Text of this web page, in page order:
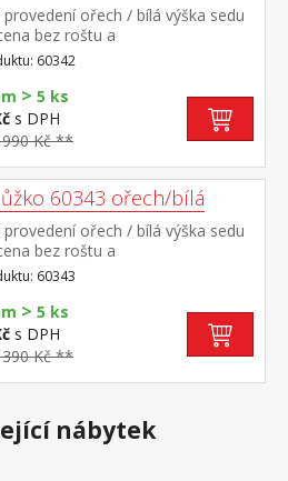
provedení ořech / bílá výška sedu
bez roštu a
doporučený rozměr matrace 180 ×
nebo 2 kusy 90 × 200 cm a rošt
možno dokoupit úložný
60342
> 5 ks
s DPH
Kč **
60343 ořech/bílá
provedení ořech / bílá výška sedu
bez roštu a
doporučený rozměr matrace 90 ×
(M2, M5, M9, M12, M24, M26) a
k jednolůžku možno dokoupit
147A
60343
> 5 ks
s DPH
Kč **
nábytek